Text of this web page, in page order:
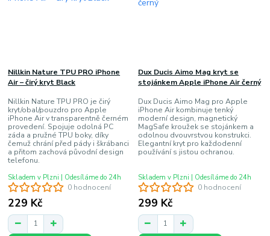
0 hodnocení
Nillkin Nature TPU PRO iPhone
Air – čirý kryt Black
Nillkin Nature TPU PRO je čirý
kryt/obal/pouzdro pro Apple
iPhone Air v transparentně černém
provedení. Spojuje odolná PC
záda a pružné TPU boky, díky
čemuž chrání před pády i škrábanci
a přitom zachová původní design
telefonu.
229 Kč
Skladem v Plzni | Odesíláme do 24h
0 hodnocení
Dux Ducis Aimo Mag kryt se
stojánkem Apple iPhone Air černý
Dux Ducis Aimo Mag pro Apple
iPhone Air kombinuje tenký
moderní design, magnetický
MagSafe kroužek se stojánkem a
odolnou dvouvrstvou konstrukci.
Elegantní kryt pro každodenní
používání s jistou ochranou.
299 Kč
Skladem v Plzni | Odesíláme do 24h